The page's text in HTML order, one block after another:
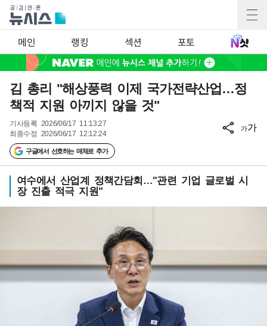
메인 랭킹 섹션 포토
김 총리 "해상풍력 이제 국가전략산업…정
책적 지원 아끼지 않을 것"
기사등록 2026/06/17 11:13:27
최종수정 2026/06/17 12:12:24
구글에서 선호하는 매체로 추가
가가
여수에서 산업계 정책간담회…"관련 기업 글로벌 시
장 진출 적극 지원"